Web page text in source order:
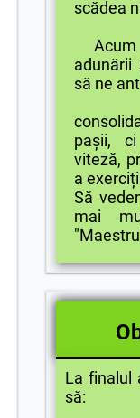
scădea
Acum
să ne
În
pașii,
viteză,
a
Să
mai
La finalul
să: